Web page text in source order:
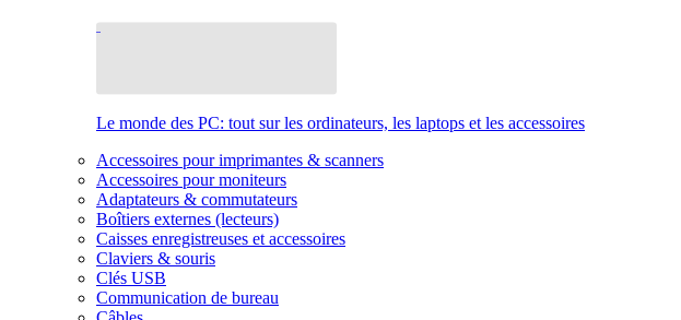
Le monde des PC: tout sur les ordinateurs, les laptops et les accessoires
Accessoires pour imprimantes & scanners
Accessoires pour moniteurs
Adaptateurs & commutateurs
Boîtiers externes (lecteurs)
Caisses enregistreuses et accessoires
Claviers & souris
Clés USB
Communication de bureau